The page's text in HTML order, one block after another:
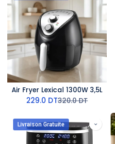
Air Fryer Lexical 1300W 3,5L
229.0 DT320.0DT
Livraison Gratuite